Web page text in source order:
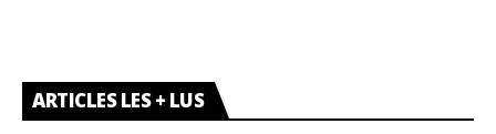
ARTICLES LES + LUS